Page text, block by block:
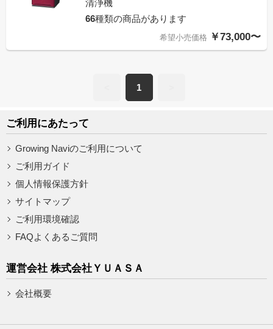
清浄機
66種類の商品があります
希望小売価格 ￥73,000〜
1
ご利用にあたって
Growing Naviのご利用について
ご利用ガイド
個人情報保護方針
サイトマップ
ご利用環境確認
FAQよくあるご質問
運営会社 株式会社ＹＵＡＳＡ
会社概要